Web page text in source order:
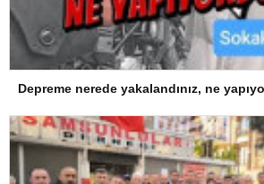
Depreme nerede yakalandınız, ne